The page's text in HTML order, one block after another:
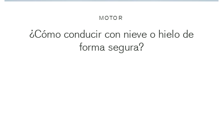
MOTOR
¿Cómo conducir con nieve o hielo de
forma segura?